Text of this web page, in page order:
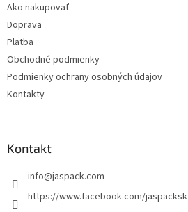
Ako nakupovať
Doprava
Platba
Obchodné podmienky
Podmienky ochrany osobných údajov
Kontakty
Kontakt
info@jaspack.com
https://www.facebook.com/jaspacksk